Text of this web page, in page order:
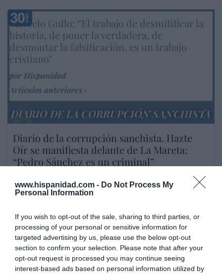
www.hispanidad.com - Do Not Process My
Personal Information
If you wish to opt-out of the sale, sharing to third parties, or
processing of your personal or sensitive information for
targeted advertising by us, please use the below opt-out
section to confirm your selection. Please note that after your
opt-out request is processed you may continue seeing
interest-based ads based on personal information utilized by
Marcelo Gullo: “El trabajo de desmitificar la
historia, de poner la verdadera, de
desmontar la falsificación, es un trabajo
cristiano"
por Hispanidad
Artículos anteriores
DIARIO DE LA CORRUPCIÓN SANCHISTA
Diario de la corrupción sanchista. Hazte
Oír se manifiesta delante de La Mareta:
“Pedro Sánchez es un criminal”
Artículos anteriores
Opinión
Enormes minucias
por Eulogio López